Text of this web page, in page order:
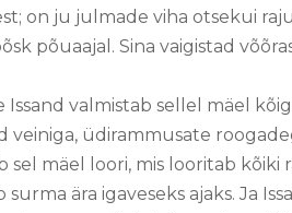
on ju julmade viha otsekui
põuaajal. Sina vaigistad
Issand valmistab sellel mäel
veiniga, üdirammusate
sel mäel loori, mis looritab kõiki
surma ära igaveseks ajaks. Ja